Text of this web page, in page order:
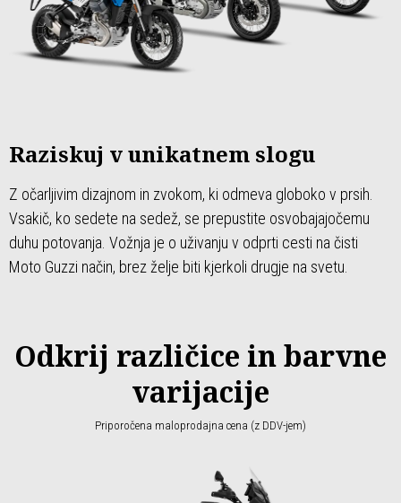
Raziskuj v unikatnem slogu
Z očarljivim dizajnom in zvokom, ki odmeva globoko v prsih.
Vsakič, ko sedete na sedež, se prepustite osvobajajočemu
duhu potovanja. Vožnja je o uživanju v odprti cesti na čisti
Moto Guzzi način, brez želje biti kjerkoli drugje na svetu.
Odkrij različice in barvne
varijacije
Priporočena maloprodajna cena (z DDV-jem)